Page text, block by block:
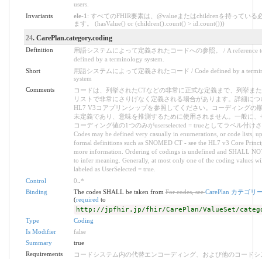
users.
Invariants
ele-1 : すべてのFHIR要素は、@valueまたはchildrenを持っている
ます。 (hasValue() or (children().count() > id.count()))
24. CarePlan.category.coding
Definition
用語システムによって定義されたコードへの参照。 / A reference
defined by a terminology system.
Short
用語システムによって定義されたコード / Code defined by a
system
Comments
コードは、列挙されたCTなどの非常に正式な定義まで、列挙ま
リストで非常にさりげなく定義される場合があります。詳細につ
HL7 V3コアプリンシップを参照してください。コーディングの
未定義であり、意味を推測するために使用されません。一般に、
コーディング値の1つのみがuserselected = trueとしてラベル付け
Codes may be defined very casually in enumerations, or code lists,
formal definitions such as SNOMED CT - see the HL7 v3 Core
more information. Ordering of codings is undefined and SHALL
to infer meaning. Generally, at most only one of the coding values
labeled as UserSelected = true.
Control
0 *
Binding
The codes SHALL be taken fromFor codes, seeCarePlan カテゴリ
(required to
http://jpfhir.jp/fhir/CarePlan/ValueSet/
Type
Coding
Is Modifier
false
Summary
true
Requirements
コードシステム内の代替エンコーディング、および他のコードシ